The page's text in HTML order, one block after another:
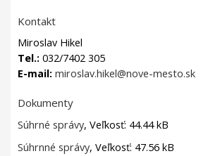
Kontakt
Miroslav Hikel
Tel.: 032/7402 305
E-mail: miroslav.hikel@nove-mesto.sk
Dokumenty
Súhrné správy, Veľkosť: 44.44 kB
Súhrnné správy, Veľkosť: 47.56 kB